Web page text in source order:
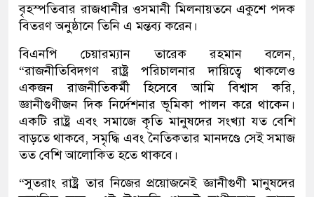
বৃহস্পতিবার রাজধানীর ওসমানী মিলনায়তনে একুশে পদক
বিতরণ অনুষ্ঠানে তিনি এ মন্তব্য করেন।
বিএনপি চেয়ারম্যান তারেক রহমান বলেন,
“রাজনীতিবিদগণ রাষ্ট্র পরিচালনার দায়িত্বে থাকলেও
একজন রাজনীতিকর্মী হিসেবে আমি বিশ্বাস করি,
জ্ঞানীগুণীজন দিক নির্দেশনার ভূমিকা পালন করে থাকেন।
একটি রাষ্ট্র এবং সমাজে কৃতি মানুষদের সংখ্যা যত বেশি
বাড়তে থাকবে, সমৃদ্ধি এবং নৈতিকতার মানদণ্ডে সেই সমাজ
তত বেশি আলোকিত হতে থাকবে।
“সুতরাং রাষ্ট্র তার নিজের প্রয়োজনেই জ্ঞানীগুণী মানুষদের